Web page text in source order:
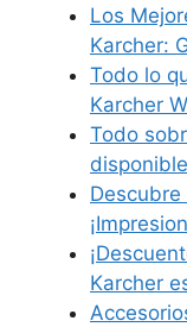
Los
Karcher:
Todo lo
Karcher
Todo
Karcher